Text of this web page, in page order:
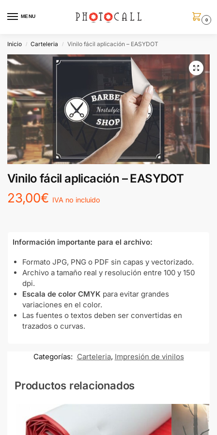
MENU
0
Inicio / Carteleria / Vinilo fácil aplicación – EASYDOT
Vinilo fácil aplicación – EASYDOT
23,00€ IVA no incluido
Información importante para el archivo:
Formato JPG, PNG o PDF sin capas y vectorizado.
Archivo a tamaño real y resolución entre 100 y 150
dpi.
Escala de color CMYK para evitar grandes
variaciones en el color.
Las fuentes o textos deben ser convertidas en
trazados o curvas.
Categorías: Carteleria, Impresión de vinilos
Productos relacionados